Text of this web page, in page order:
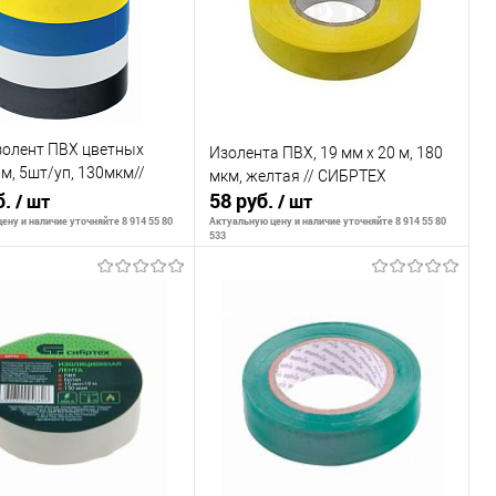
ПВХ цветных
5шт/уп, 130мкм//
/ шт
и наличие уточняйте 8 914 55 80
В наличии
Изолента ПВХ, 19 мм х 20 м, 180
мкм, желтая // СИБРТЕХ
58 руб./ шт
Актуальную цену и наличие уточняйте 8 914 55 80
533
В корзину
К сравнению
В избранное
В наличии